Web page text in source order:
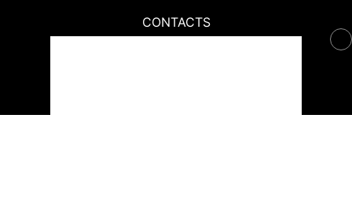
CONTACTS
Contacter Generations